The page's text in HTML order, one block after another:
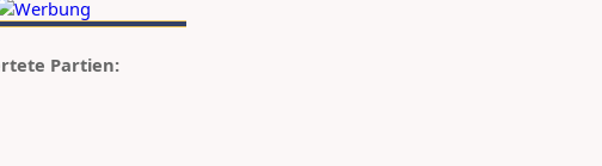
Partien: